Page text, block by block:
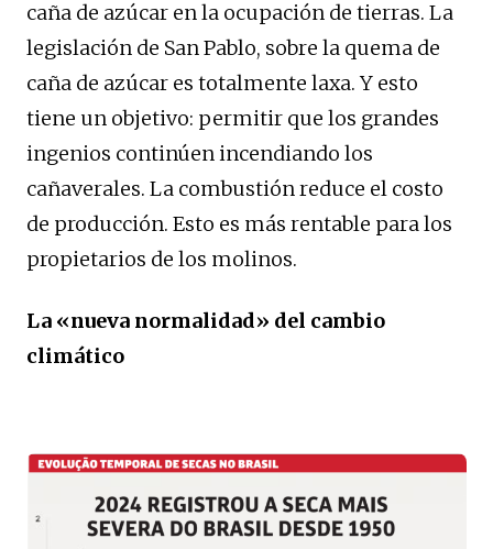
caña de azúcar en la ocupación de tierras. La
legislación de San Pablo, sobre la quema de
caña de azúcar es totalmente laxa. Y esto
tiene un objetivo: permitir que los grandes
ingenios continúen incendiando los
cañaverales. La combustión reduce el costo
de producción. Esto es más rentable para los
propietarios de los molinos.
La «nueva normalidad» del cambio
climático